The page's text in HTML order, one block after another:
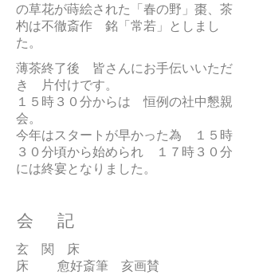
の草花が蒔絵された「春の野」棗、茶
杓は不徹斎作 銘「常若」としまし
た。
薄茶終了後 皆さんにお手伝いいただ
き 片付けです。
１５時３０分からは 恒例の社中懇親
会。
今年はスタートが早かった為 １５時
３０分頃から始められ １７時３０分
には終宴となりました。
会 記
玄 関 床
床 愈好斎筆 亥画賛